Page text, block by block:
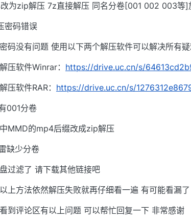
为zip解压 7z直接解压 同名分卷[001 002 003等]
密码错误
码没有问题 使用以下两个解压软件可以解决所有
压软件Winrar： https://drive.uc.cn/s/
压软件RAR： https://drive.uc.cn/s/
001分卷
MMD的mp4后缀改成zip解压
缺少分卷
过滤了 请下载其他链接吧
上方法依然解压失败就再仔细看一遍 有可能看漏了
到评论区有以上问题 可以帮忙回复一下 非常感谢